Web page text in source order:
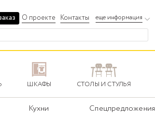
О проекте Контакты еще информация
ШКАФЫ СТОЛЫ И СТУЛЬЯ
Кухни Спецпредложения